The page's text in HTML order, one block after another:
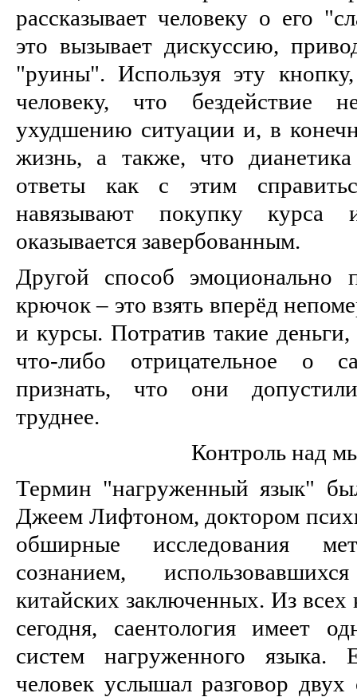
рассказывает человеку о его
это вызывает дискуссию,
"руины". Используя эту
человеку, что бездействие
ухудшению ситуации и, в
жизнь, а также, что
ответы как с этим
навязывают покупку
оказывается завербованным.
Другой способ эмоционально
крючок – это взять вперёд
и курсы. Потратив такие
что-либо отрицательное о
признать, что они
труднее.
Контроль над
Термин "нагруженный язык"
Джеем Лифтоном, доктором
обширные исследования
сознанием,
китайских заключенных. Из
сегодня, саентология имеет
систем нагруженного языка.
человек услышал разговор двух